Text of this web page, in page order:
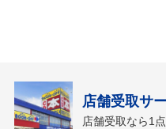
店舗受取サ
店舗受取なら1